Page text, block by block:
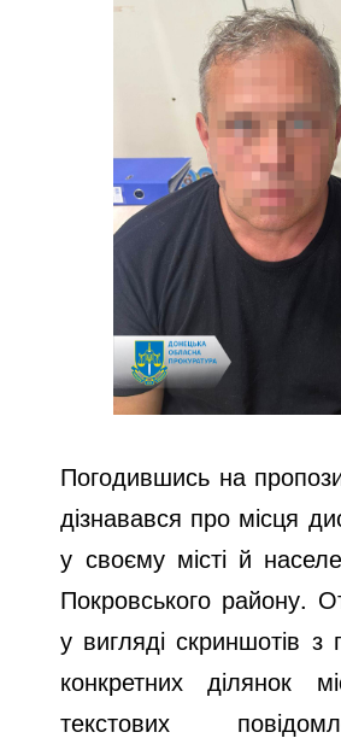
Погодившись на
дізнавався про місця
у своєму місті й
Покровського району.
у вигляді скриншотів з
конкретних ділянок
текстових